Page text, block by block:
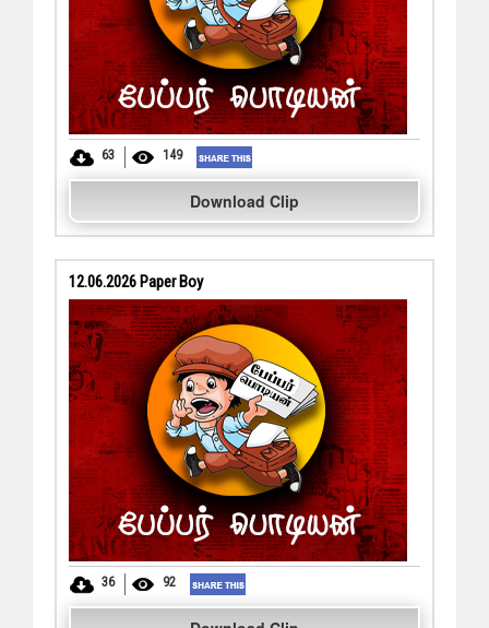
63 149
Download Clip
12.06.2026 Paper Boy
36 92